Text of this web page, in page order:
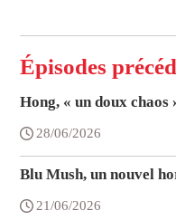
Épisodes
Hong, « un doux chaos
28/06/2026
Blu Mush, un nouvel
21/06/2026